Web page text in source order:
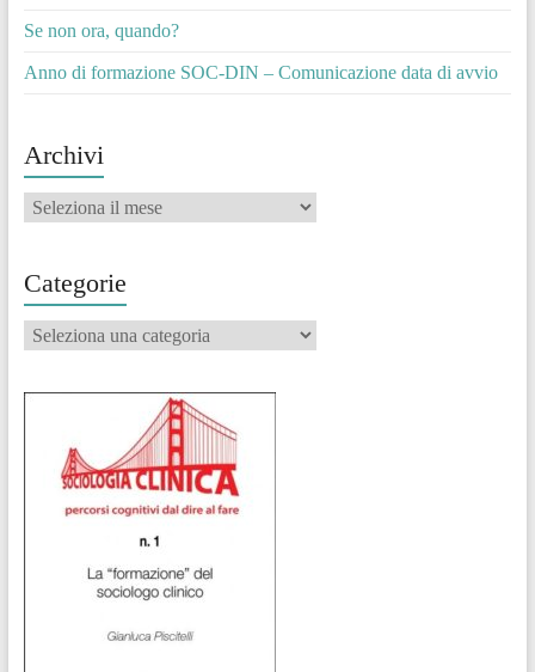
Se non ora, quando?
Anno di formazione SOC-DIN – Comunicazione data di avvio
Archivi
Archivi
Categorie
Categorie